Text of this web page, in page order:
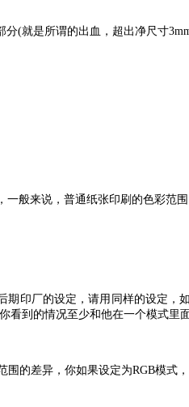
(就是所谓的出血，超出净尺寸
般来说，普通纸张印刷的色彩
印厂的设定，请用同样的设定，
看到的情况至少和他在一个模式里
的差异，你如果设定为RGB模